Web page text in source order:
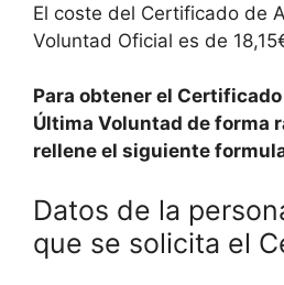
El coste del Certificado de
Voluntad Oficial es de
Para obtener el
Última Voluntad de forma
rellene el siguiente
Datos de la
que se solicita el